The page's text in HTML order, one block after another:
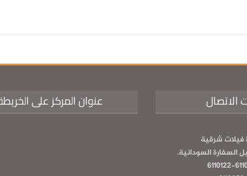
الاتصال
شرقية
السفارة السودانية.
عنوان المركز على